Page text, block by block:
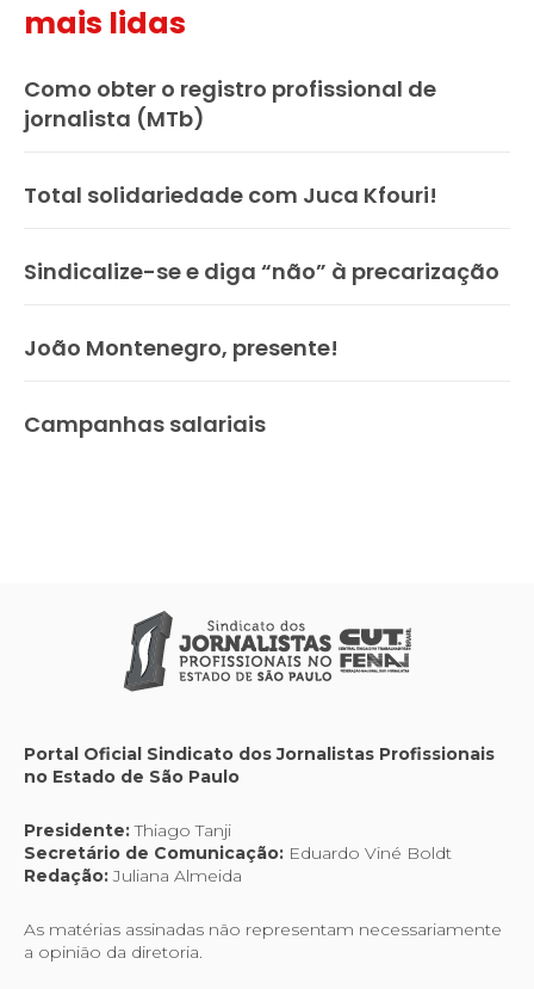
mais lidas
Como obter o registro profissional de
jornalista (MTb)
Total solidariedade com Juca Kfouri!
Sindicalize-se e diga “não” à precarização
João Montenegro, presente!
Campanhas salariais
Portal Oficial Sindicato dos Jornalistas Profissionais
no Estado de São Paulo
Presidente:Thiago Tanji
Secretário de Comunicação: Eduardo Viné Boldt
Redação:Juliana Almeida
As matérias assinadas não representam necessariamente
a opinião da diretoria.